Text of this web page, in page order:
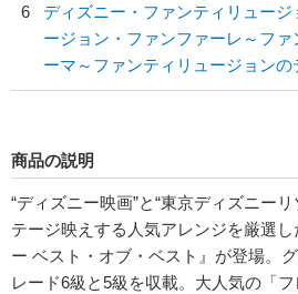
6
ディズニー・ファンティリュージ
ージョン・ファンファーレ～フ
ーマ～ファンティリュージョン
商品の説明
“ディズニー映画”と“東京ディズニー
テージ映えする人気アレンジを厳選
ー ベスト・オブ・ベスト』が登場。
レード6級と5級を収載。大人気の「フ